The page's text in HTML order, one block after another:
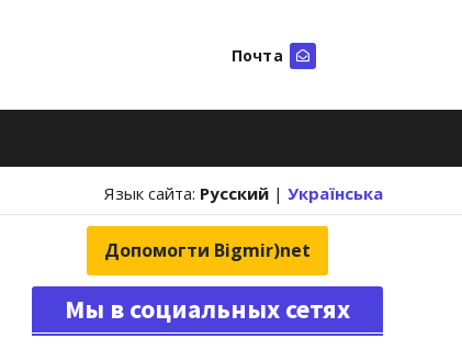
Почта
Язык сайта: Русский | Українська
Допомогти Bigmir)net
Мы в социальных сетях